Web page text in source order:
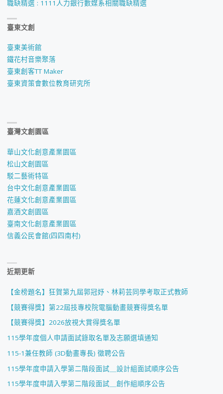
職缺精選 : 1111人力銀行數媒系相關職缺精選
臺東文創
臺東美術館
鐵花村音樂聚落
臺東創客TT Maker
臺東資策會數位教育研究所
臺灣文創園區
華山文化創意產業園區
松山文創園區
駁二藝術特區
台中文化創意產業園區
花蓮文化創意產業園區
嘉酒文創園區
臺南文化創意產業園區
信義公民會館(四四南村)
近期更新
【金榜題名】狂賀第九屆郭冠妤、林莉芸同學考取正式教師
【競賽得獎】第22屆技專校院電腦動畫競賽得獎名單
【競賽得獎】2026放視大賞得獎名單
115學年度個人申請面試錄取名單及志願選填通知
115-1兼任教師 (3D動畫專長) 徵聘公告
115學年度申請入學第二階段面試＿設計組面試順序公告
115學年度申請入學第二階段面試＿創作組順序公告